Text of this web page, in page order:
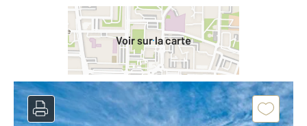
Voir sur la carte